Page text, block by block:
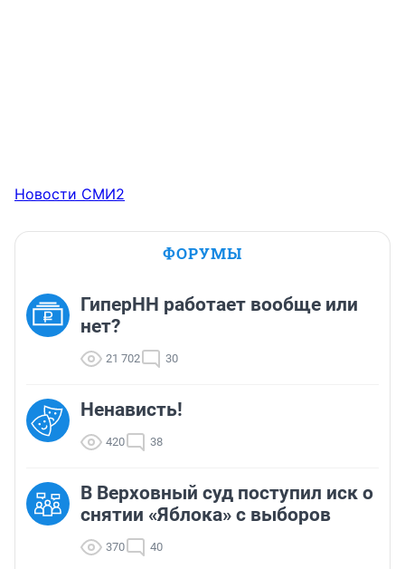
Новости СМИ2
ФОРУМЫ
ГиперНН работает вообще или
нет?
21 702 30
Ненависть!
420 38
В Верховный суд поступил иск о
снятии «Яблока» с выборов
370 40